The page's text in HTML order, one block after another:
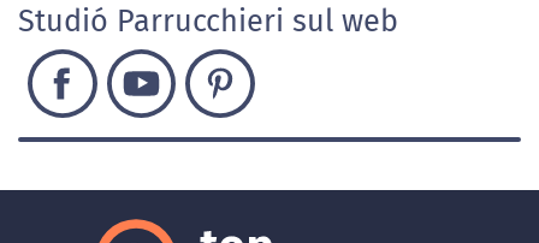
Studió Parrucchieri sul web